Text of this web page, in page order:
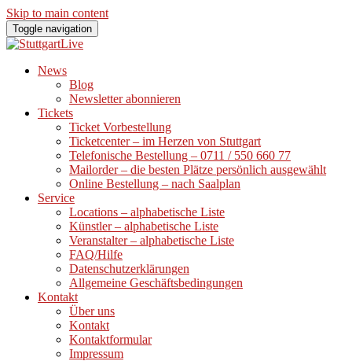
Skip to main content
Toggle navigation
News
Blog
Newsletter abonnieren
Tickets
Ticket Vorbestellung
Ticketcenter – im Herzen von Stuttgart
Telefonische Bestellung – 0711 / 550 660 77
Mailorder – die besten Plätze persönlich ausgewählt
Online Bestellung – nach Saalplan
Service
Locations – alphabetische Liste
Künstler – alphabetische Liste
Veranstalter – alphabetische Liste
FAQ/Hilfe
Datenschutzerklärungen
Allgemeine Geschäftsbedingungen
Kontakt
Über uns
Kontakt
Kontaktformular
Impressum